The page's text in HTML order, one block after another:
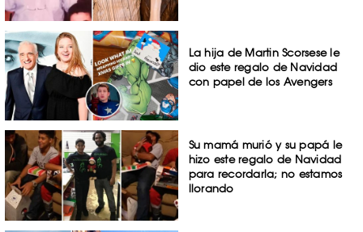
La hija de Martin Scorsese le
dio este regalo de Navidad
con papel de los Avengers
Su mamá murió y su papá le
hizo este regalo de Navidad
para recordarla; no estamos
llorando